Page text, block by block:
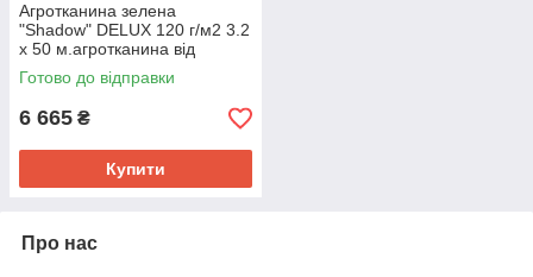
Агротканина зелена
"Shadow" DELUX 120 г/м2 3.2
х 50 м.агротканина від
бур'янів
Готово до відправки
6 665 ₴
Купити
Про нас